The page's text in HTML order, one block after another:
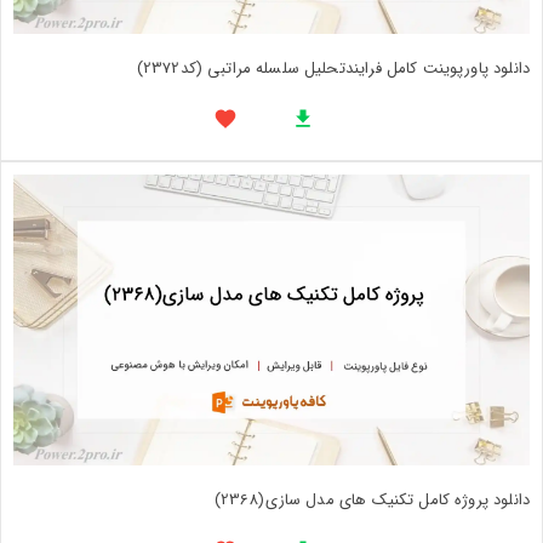
دانلود پاورپوینت کامل فرایندتحلیل سلسله مراتبی (کد2372)
دانلود پروژه کامل تکنیک های مدل سازی(2368)